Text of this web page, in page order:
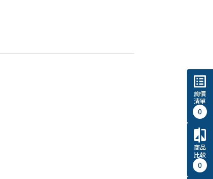
list_alt
詢價
清單
0
compare
商品
比較
0